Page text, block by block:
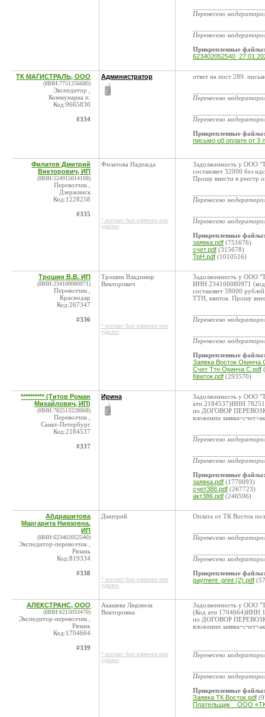
Перенесено
Перенесено
Прикрепленные файлы:
ТК МАГИСТРАЛЬ, ООО
(ИНН:7751256680)
Экспедитор ,
Коммунарка п.
Код:9665830
#334
Администратор
ответ на пост 289.
Перенесено
Перенесено
Прикрепленные файлы:
письмо об оплате от 3
Филатов Дмитрий
Викторович, ИП
(ИНН:524915014108)
Перевозчик ,
Дзержинск
Код:1228258
#335
Филатова Надежда
* контакт был изменен или
удален
Задолженность у ООО
составляет 32000 без
Прошу внести в реестр
Перенесено
Перенесено
Прикрепленные файлы:
заявка.pdf (751676)
счет.pdf (315678)
ТрН.pdf (1010516)
Трошин В.В. ИП
(ИНН:234100080971)
Перевозчик ,
Краснодар
Код:267347
#336
Трошин Владимир
Викторович
* контакт был изменен или
удален
Задолженность у ООО
ИНН 234100080971 (код
составляет 59000
ТТН, квиток. Прошу
Перенесено
Перенесено
Прикрепленные файлы:
Заявка Восток Окинча
Счет Ттн Окинча С.pdf
Квиток.pdf (293570)
********** (Титов Роман
Михайлович, ИП)
(ИНН:782513228068)
Перевозчик ,
Санкт-Петербург
Код:2184537
#337
Ирина
Задолженность у ООО
ати 2184537)ИНН
по ДОГОВОР
вложении
Перенесено
Перенесено
Прикрепленные файлы:
заявка.pdf (1770093)
счет386.pdf (267723)
акт386.pdf (246596)
Абдрашитова
Маргарита Ниязовна,
ИП
(ИНН:623402052540)
Экспедитор-перевозчик ,
Рязань
Код:819334
#338
Дмитрий
* контакт был изменен или
удален
Оплата от ТК Восток
Перенесено
Перенесено
Прикрепленные файлы:
payment_print (2).pdf
АЛЕКСТРАНС, ООО
(ИНН:6215033470)
Экспедитор-перевозчик ,
Рязань
Код:1704664
#339
Акашева Людмила
Викторовна
* контакт был изменен или
удален
Задолженность у ООО
(Код ати 1704664)ИНН
по ДОГОВОР
вложении
Перенесено
Перенесено
Прикрепленные файлы:
Заявка ТК Восток.pdf
Плательщик _ ООО